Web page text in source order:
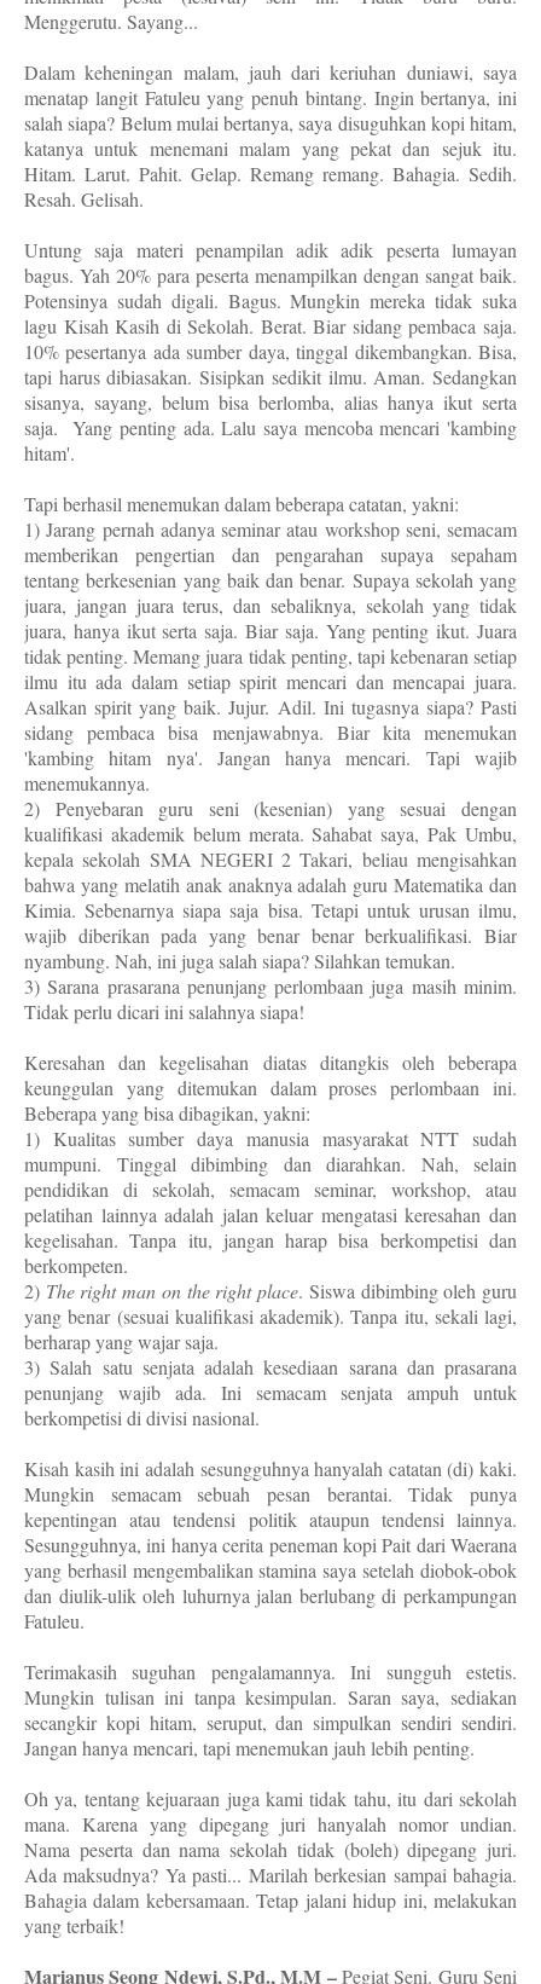
Menggerutu. Sayang...
Dalam keheningan malam, jauh dari keriuhan duniawi, saya
menatap langit Fatuleu yang penuh bintang. Ingin bertanya, ini
salah siapa? Belum mulai bertanya, saya disuguhkan kopi hitam,
katanya untuk menemani malam yang pekat dan sejuk itu.
Hitam. Larut. Pahit. Gelap. Remang remang. Bahagia. Sedih.
Resah. Gelisah.
Untung saja materi penampilan adik adik peserta lumayan
bagus. Yah 20% para peserta menampilkan dengan sangat baik.
Potensinya sudah digali. Bagus. Mungkin mereka tidak suka
lagu Kisah Kasih di Sekolah. Berat. Biar sidang pembaca saja.
10% pesertanya ada sumber daya, tinggal dikembangkan. Bisa,
tapi harus dibiasakan. Sisipkan sedikit ilmu. Aman. Sedangkan
sisanya, sayang, belum bisa berlomba, alias hanya ikut serta
saja.
Yang penting ada. Lalu saya mencoba mencari 'kambing
hitam'.
Tapi berhasil menemukan dalam beberapa catatan, yakni:
1) Jarang pernah adanya seminar atau workshop seni, semacam
memberikan pengertian dan pengarahan supaya sepaham
tentang berkesenian yang baik dan benar. Supaya sekolah yang
juara, jangan juara terus, dan sebaliknya, sekolah yang tidak
juara, hanya ikut serta saja. Biar saja. Yang penting ikut. Juara
tidak penting. Memang juara tidak penting, tapi kebenaran setiap
ilmu itu ada dalam setiap spirit mencari dan mencapai juara.
Asalkan spirit yang baik. Jujur. Adil. Ini tugasnya siapa? Pasti
sidang pembaca bisa menjawabnya. Biar kita menemukan
'kambing hitam nya'. Jangan hanya mencari. Tapi wajib
menemukannya.
2) Penyebaran guru seni (kesenian) yang sesuai dengan
kualifikasi akademik belum merata. Sahabat saya, Pak Umbu,
kepala sekolah SMA NEGERI 2 Takari, beliau mengisahkan
bahwa yang melatih anak anaknya adalah guru Matematika dan
Kimia. Sebenarnya siapa saja bisa. Tetapi untuk urusan ilmu,
wajib diberikan pada yang benar benar berkualifikasi. Biar
nyambung. Nah, ini juga salah siapa? Silahkan temukan.
3) Sarana prasarana penunjang perlombaan juga masih minim.
Tidak perlu dicari ini salahnya siapa!
Keresahan dan kegelisahan diatas ditangkis oleh beberapa
keunggulan yang ditemukan dalam proses perlombaan ini.
Beberapa yang bisa dibagikan, yakni:
1) Kualitas sumber daya manusia masyarakat NTT sudah
mumpuni. Tinggal dibimbing dan diarahkan. Nah, selain
pendidikan di sekolah, semacam seminar, workshop, atau
pelatihan lainnya adalah jalan keluar mengatasi keresahan dan
kegelisahan. Tanpa itu, jangan harap bisa berkompetisi dan
berkompeten.
2) The right man on the right place. Siswa dibimbing oleh guru
yang benar (sesuai kualifikasi akademik). Tanpa itu, sekali lagi,
berharap yang wajar saja.
3) Salah satu senjata adalah kesediaan sarana dan prasarana
penunjang wajib ada. Ini semacam senjata ampuh untuk
berkompetisi di divisi nasional.
Kisah kasih ini adalah sesungguhnya hanyalah catatan (di) kaki.
Mungkin semacam sebuah pesan berantai. Tidak punya
kepentingan atau tendensi politik ataupun tendensi lainnya.
Sesungguhnya, ini hanya cerita peneman kopi Pait dari Waerana
yang berhasil mengembalikan stamina saya setelah diobok-obok
dan diulik-ulik oleh luhurnya jalan berlubang di perkampungan
Fatuleu.
Terimakasih suguhan pengalamannya. Ini sungguh estetis.
Mungkin tulisan ini tanpa kesimpulan. Saran saya, sediakan
secangkir kopi hitam, seruput, dan simpulkan sendiri sendiri.
Jangan hanya mencari, tapi menemukan jauh lebih penting.
Oh ya, tentang kejuaraan juga kami tidak tahu, itu dari sekolah
mana. Karena yang dipegang juri hanyalah nomor undian.
Nama peserta dan nama sekolah tidak (boleh) dipegang juri.
Ada maksudnya? Ya pasti... Marilah berkesian sampai bahagia.
Bahagia dalam kebersamaan. Tetap jalani hidup ini, melakukan
yang terbaik!
Marianus Seong Ndewi, S.Pd., M.M –Pegiat Seni. Guru Seni